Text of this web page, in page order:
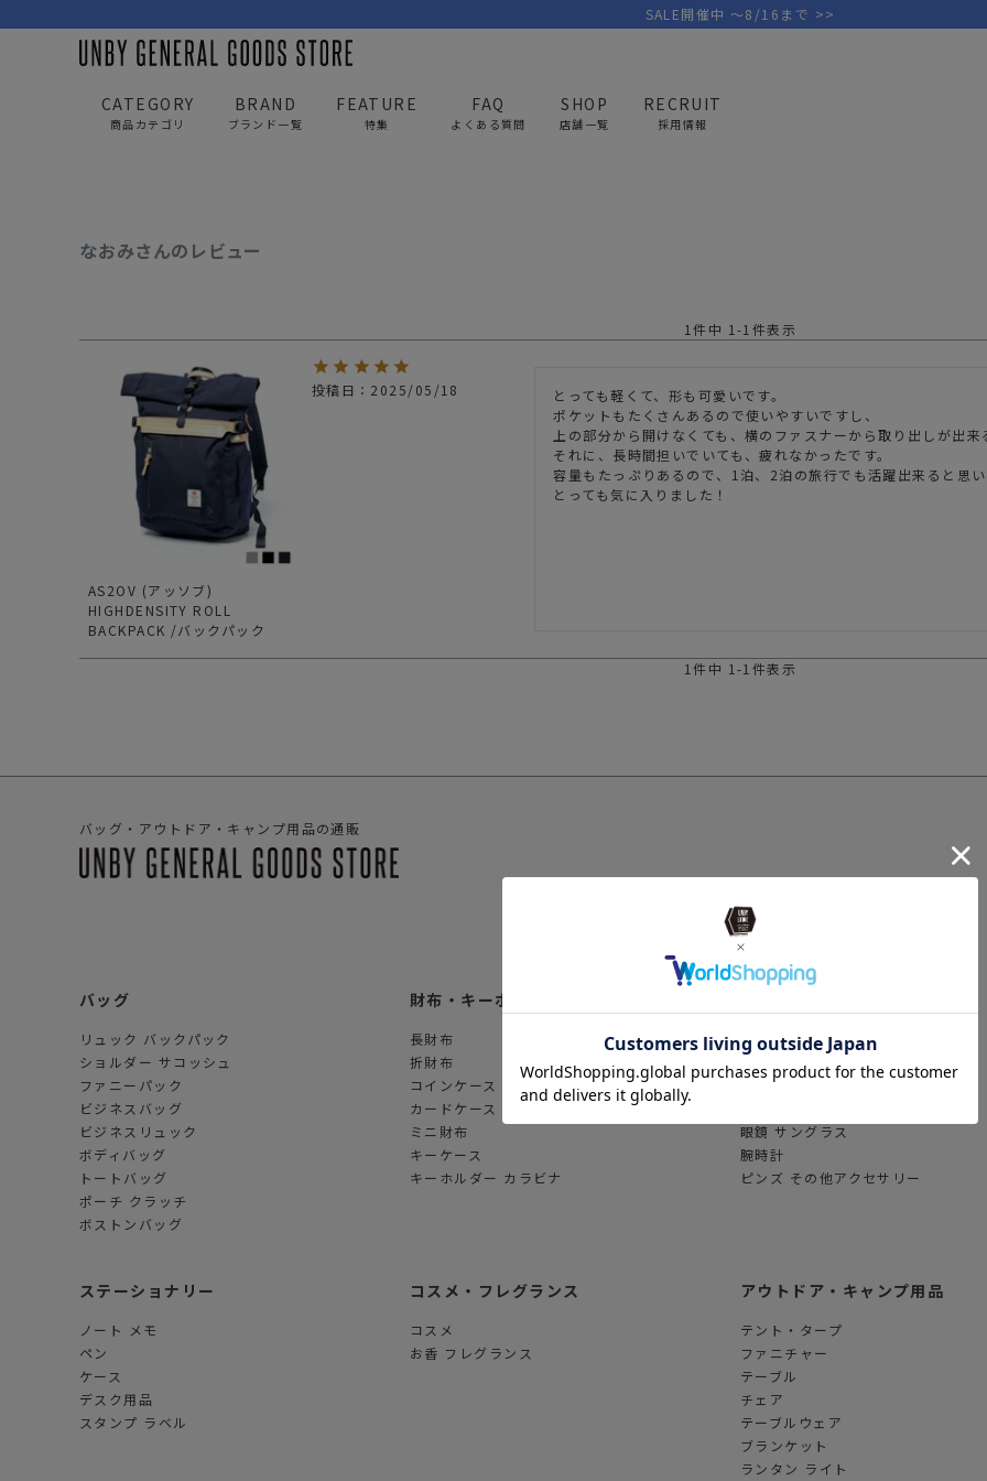
CATEGORY
商品カテゴリ
BAG
バッグ
ビジネスバッグ
トートバッグ/ボストン
ポーチ・クラッチ
アウター
パンツ
テント/タープ
ランタン/ライト
寝具
キッチン
ステッカー
ウェア/ア
その他グッ
BRAND
ブランド一覧
AS2OV AS2OV GOLF
その他の取扱ブランド一覧はこちら
FEATURE
特集
FAQ
よくある質問
SHOP
店舗一覧
RECRUIT
採用情報
SALE開催中 ～8/16まで >>
UNBY GENERAL GOODS STORE なおみさんのレビュー
なおみさんのレビュー
1件中 1 -1 件表示
AS2OV (アッソブ)
HIGHDENSITY ROLL
BACKPACK /バックパック
投稿日 2025/05/18
とっても軽くて、形も可愛いです。
ポケットもたくさんあるので使いやすいですし、
上の部分から開けなくても、横のファスナーから取り出しが出来
それに、長時間担いでいても、疲れなかったです。
容量もたっぷりあるので、1泊、2泊の旅行でも活躍出来ると思い
とっても気に入りました！
1件中 1 -1 件表示
バッグ・アウトドア・キャンプ用品の通販
バッグ
リュック バックパック
ショルダー サコッシュ
ファニーパック
ビジネスバッグ
ビジネスリュック
ボディバッグ
トートバッグ
ポーチ クラッチ
ボストンバッグ
財布・キーホルダー
長財布
折財布
コインケース
カードケース
ミニ財布
キーケース
キーホルダー カラビナ
トップス
眼鏡 サングラス
腕時計
ピンズ その他アクセサリー
ステーショナリー
ノート メモ
ペン
ケース
デスク用品
スタンプ ラベル
コスメ・フレグランス
コスメ
お香 フレグランス
アウトドア・キャンプ用品
テント・タープ
ファニチャー
テーブル
チェア
テーブルウェア
ブランケット
ランタン ライト